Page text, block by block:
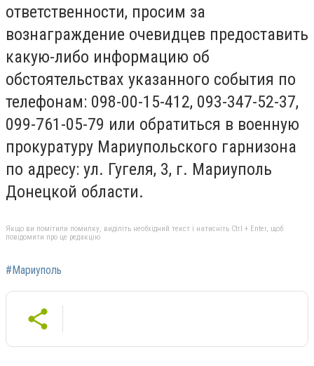
ответственности, просим за
вознаграждение очевидцев предоставить
какую-либо информацию об
обстоятельствах указанного события по
телефонам: 098-00-15-412, 093-347-52-37,
099-761-05-79 или обратиться в военную
прокуратуру Мариупольского гарнизона
по адресу: ул. Гугеля, 3, г. Мариуполь
Донецкой области.
Якщо ви помітили помилку, виділіть необхідний текст і натисніть Ctrl + Enter, щоб
повідомити про це редакцію
#Мариуполь